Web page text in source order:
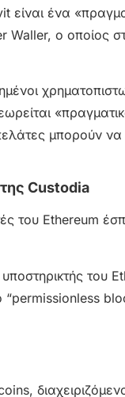
είναι ένα
ο οποίος
μπορούν
Custodia
του Ethereum
του
“permissionless